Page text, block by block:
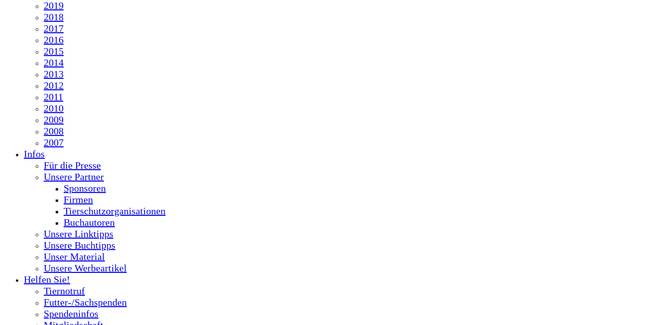
2019
2018
2017
2016
2015
2014
2013
2012
2011
2010
2009
2008
2007
Infos
Für die Presse
Unsere Partner
Sponsoren
Firmen
Tierschutzorganisationen
Buchautoren
Unsere Linktipps
Unsere Buchtipps
Unser Material
Unsere Werbeartikel
Helfen Sie!
Tiernotruf
Futter-/Sachspenden
Spendeninfos